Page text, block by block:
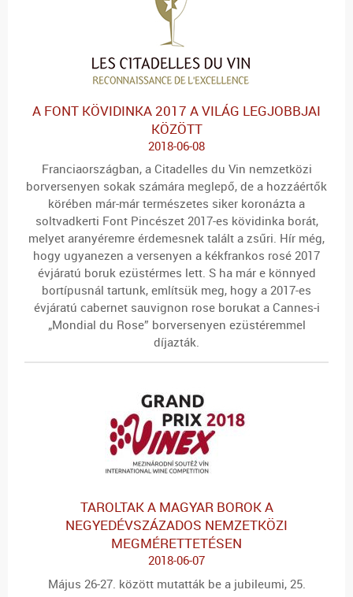
A FONT KÖVIDINKA 2017 A VILÁG LEGJOBBJAI
KÖZÖTT
2018-06-08
Franciaországban, a Citadelles du Vin nemzetközi
borversenyen sokak számára meglepő, de a hozzáértők
körében már-már természetes siker koronázta a
soltvadkerti Font Pincészet 2017-es kövidinka borát,
melyet aranyéremre érdemesnek talált a zsűri. Hír még,
hogy ugyanezen a versenyen a kékfrankos rosé 2017
évjáratú boruk ezüstérmes lett. S ha már e könnyed
bortípusnál tartunk, említsük meg, hogy a 2017-es
évjáratú cabernet sauvignon rose borukat a Cannes-i
„Mondial du Rose” borversenyen ezüstéremmel
díjazták.
TAROLTAK A MAGYAR BOROK A
NEGYEDÉVSZÁZADOS NEMZETKÖZI
MEGMÉRETTETÉSEN
2018-06-07
Május 26-27. között mutatták be a jubileumi, 25.